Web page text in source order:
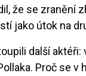
že se zranění
jako útok na
další
Proč se